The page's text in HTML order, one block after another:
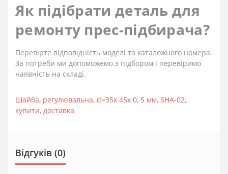
Як підібрати деталь для
ремонту прес-підбирача?
Перевірте відповідність моделі та каталожного номера.
За потреби ми допоможемо з підбором і перевіримо
наявність на складі.
Шайба, регулювальна, d=35x 45х 0, 5 мм, SHA-02,
купити, доставка
Відгуків (0)